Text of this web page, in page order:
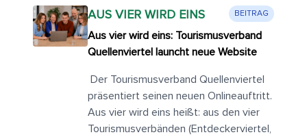
AUS VIER WIRD EINS BEITRAG
Aus vier wird eins: Tourismusverband
Quellenviertel launcht neue Website
Der Tourismusverband Quellenviertel
präsentiert seinen neuen Onlineauftritt.
Aus vier wird eins heißt: aus den vier
Tourismusverbänden (Entdeckerviertel,